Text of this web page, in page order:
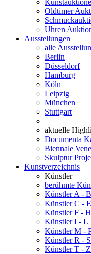
Oldtimer
Uhren
Ausstellungen
alle
Berlin
Düsseldorf
Hamburg
Köln
Leipzig
München
Stuttgart
aktuelle
Documenta
Biennale
Skulptur
Kunstverzeichnis
Künstler
berühmte
Künstler A - B
Künstler C - E
Künstler F - H
Künstler I - L
Künstler M -
Künstler R - S
Künstler T - Z